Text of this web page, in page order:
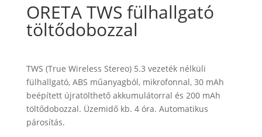
ORETA TWS fülhallgató
töltődobozzal
TWS (True Wireless Stereo) 5.3 vezeték nélküli
fülhallgató, ABS műanyagból, mikrofonnal, 30 mAh
beépített újratölthető akkumulátorral és 200 mAh
töltődobozzal. Üzemidő kb. 4 óra. Automatikus
párosítás.